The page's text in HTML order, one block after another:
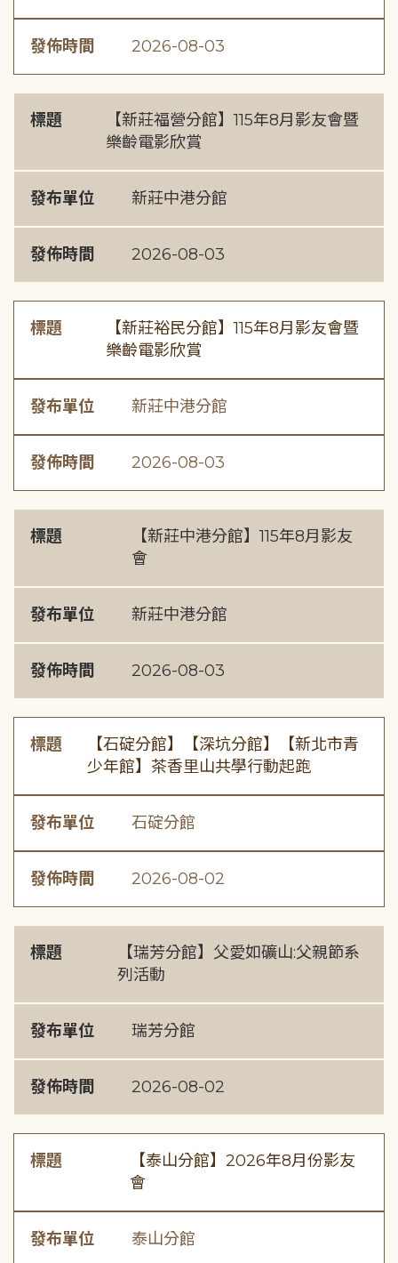
發佈時間 2026-08-03
標題
【新莊福營分館】115年8月影友會暨
樂齡電影欣賞
發布單位 新莊中港分館
發佈時間 2026-08-03
標題
【新莊裕民分館】115年8月影友會暨
樂齡電影欣賞
發布單位 新莊中港分館
發佈時間 2026-08-03
標題
【新莊中港分館】115年8月影友
會
發布單位 新莊中港分館
發佈時間 2026-08-03
標題
【石碇分館】【深坑分館】【新北市青
少年館】茶香里山共學行動起跑
發布單位 石碇分館
發佈時間 2026-08-02
標題
【瑞芳分館】父愛如礦山:父親節系
列活動
發布單位 瑞芳分館
發佈時間 2026-08-02
標題
【泰山分館】2026年8月份影友
會
發布單位 泰山分館